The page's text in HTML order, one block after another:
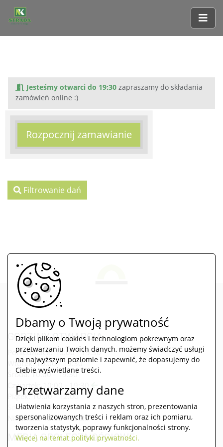
Rozpocznij zamawianie
Jesteśmy otwarci do 19:30 zapraszamy do składania
zamówień online :)
Filtrowanie dań
GODZINY OTWARCIA
Poniedziałek:10:00 - 19:30
Wtorek:10:00 - 19:30
Środa:10:00 - 19:30
Czwartek:10:00 - 19:30
Piątek:10:00 - 12:00
Sobota:zamknięte
Niedziela:10:00 - 19:30
MEDIA SPOŁECZNOŚCIOWE
Dbamy o Twoją prywatność
Dzięki plikom cookies i technologiom pokrewnym oraz
przetwarzaniu Twoich danych, możemy świadczyć usługi
na najwyższym poziomie i zapewnić, że dopasujemy do
Ciebie wyświetlane treści.
Przetwarzamy dane
Ułatwienia korzystania z naszych stron, prezentowania
spersonalizowanych treści i reklam oraz ich pomiaru,
tworzenia statystyk, poprawy funkcjonalności strony.
Więcej na temat polityki prywatności.